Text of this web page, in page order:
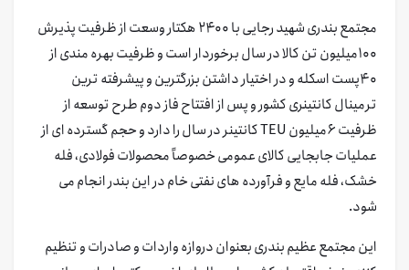
مجتمع بندری شهید رجایی با ۲۴۰۰ هکتار وسعت از ظرفیت پذیرش
۱۰۰میلیون تن کالا در سال برخوردار است و ظرفیت بهره مندی از
۴۰پست اسکله و در اختیار داشتن بزرگترین و پیشرفته ترین
ترمینال کانتینری کشور و پس از افتتاح فاز دوم طرح توسعه از
ظرفیت ۶میلیون TEU کانتینر در سال را دارد و حجم گسترده ای از
عملیات جابجایی کالای عمومی خصوصاً محصولات فولادی، فله
خشک، فله مایع و فرآورده های نفتی خام در این بندر انجام می
شود.
این مجتمع عظیم بندری بعنوان دروازه واردات و صادرات و تنظیم